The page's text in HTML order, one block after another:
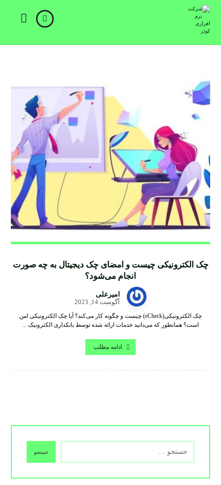
چک الکترونیکی چیست و امضای چک دیجیتال به چه صورت
انجام می‌شود؟
امیرعلی
آگوست 14, 2023
چک الکترونیکی(eCheck) چیست و چگونه کار می‌کند؟ آیا چک الکترونیکی امن
است؟ همانطور که می‌دانید خدمات ارائه شده توسط بانکداری الکترونیک ...
ادامه مطلب
جستجو